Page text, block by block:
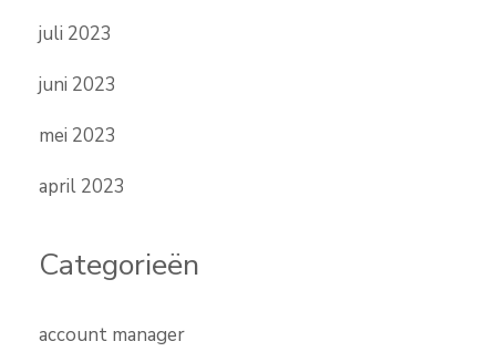
juli 2023
juni 2023
mei 2023
april 2023
Categorieën
account manager